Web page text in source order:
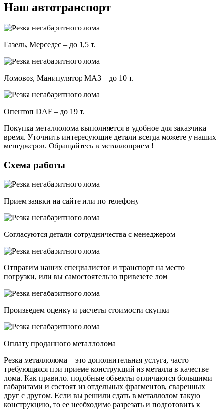
Наш автотранспорт
Газель, Мерседес – до 1,5 т.
Ломовоз, Манипулятор МАЗ – до 10 т.
Опентоп DAF – до 19 т.
Покупка металлолома выполняется в удобное для заказчика
время. Уточнить интересующие детали всегда можете у наших
менеджеров. Обращайтесь в металлоприем !
Схема работы
Прием заявки на сайте или по телефону
Согласуются детали сотрудничества с менеджером
Отправим наших специалистов и транспорт на место
погрузки, или вы самостоятельно привезете лом
Произведем оценку и расчеты стоимости скупки
Оплату проданного металлолома
Резка металлолома – это дополнительная услуга, часто
требующаяся при приеме конструкций из металла в качестве
лома. Как правило, подобные объекты отличаются большими
габаритами и состоят из отдельных фрагментов, сваренных
друг с другом. Если вы решили сдать в металлолом такую
конструкцию, то ее необходимо разрезать и подготовить к